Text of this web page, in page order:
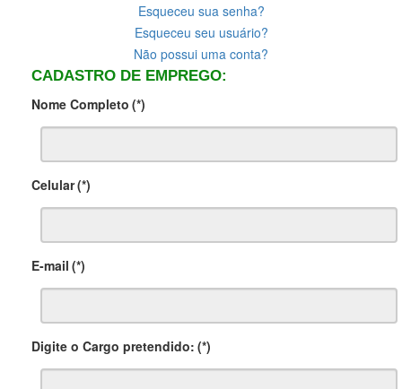
Esqueceu sua senha?
Esqueceu seu usuário?
Não possui uma conta?
CADASTRO DE EMPREGO:
Nome Completo (*)
Celular(*)
E-mail (*)
Digite o Cargo pretendido: (*)